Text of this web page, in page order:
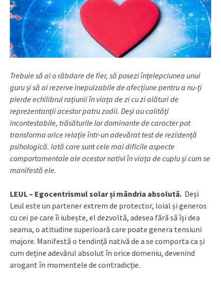
Trebuie să ai o răbdare de fier, să posezi înțelepciunea unui
guru și să ai rezerve inepuizabile de afecțiune pentru a nu-ți
pierde echilibrul rațiunii în viața de zi cu zi alături de
reprezentanții acestor patru zodii. Deși au calități
incontestabile, trăsăturile lor dominante de caracter pot
transforma orice relație într-un adevărat test de rezistență
psihologică. Iată care sunt cele mai dificile aspecte
comportamentale ale acestor nativi în viața de cuplu și cum se
manifestă ele.
LEUL – Egocentrismul solar și mândria absolută. Deși
Leul este un partener extrem de protector, loial și generos
cu cei pe care îi iubește, el dezvoltă, adesea fără să își dea
seama, o atitudine superioară care poate genera tensiuni
majore. Manifestă o tendință nativă de a se comporta ca și
cum deține adevărul absolut în orice domeniu, devenind
arogant în momentele de contradicție.